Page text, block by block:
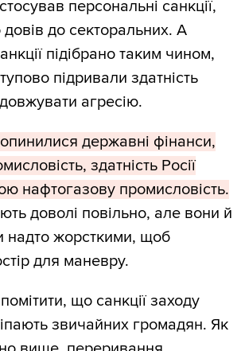
персональні санкції,
довів до секторальних. А
підібрано таким чином,
підривали здатність
агресію.
державні фінанси,
здатність Росії
нафтогазову промисловість.
доволі повільно, але вони й
надто жорсткими, щоб
для маневру.
що санкції заходу
звичайних громадян. Як